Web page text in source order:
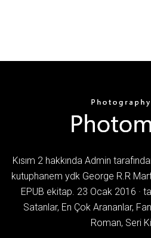
Kısım 2 hakkında Admin
kutuphanem ydk George R.R
EPUB ekitap. 23 Ocak 2016 ·
Satanlar, En Çok Arananlar,
Roman, Seri